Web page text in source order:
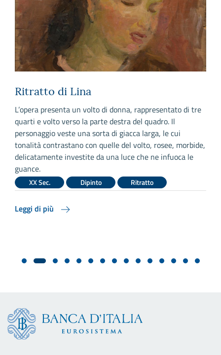
Ritratto di Lina
L’opera presenta un volto di donna, rappresentato di tre
quarti e volto verso la parte destra del quadro. Il
personaggio veste una sorta di giacca larga, le cui
tonalità contrastano con quelle del volto, rosee, morbide,
delicatamente investite da una luce che ne infuoca le
guance.
XX Sec. Dipinto Ritratto
Leggi di più